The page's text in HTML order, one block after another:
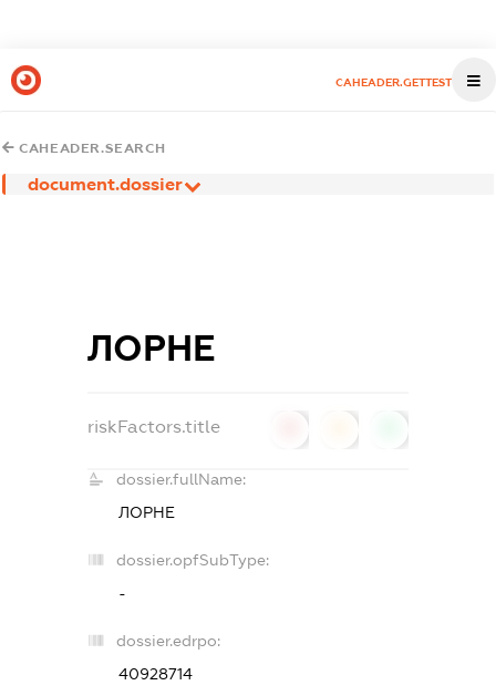
CAHEADER.GETTEST
CAHEADER.SEARCH
document.dossier
ЛОРНЕ
riskFactors.title
dossier.fullName:
ЛОРНЕ
dossier.opfSubType:
-
dossier.edrpo:
40928714